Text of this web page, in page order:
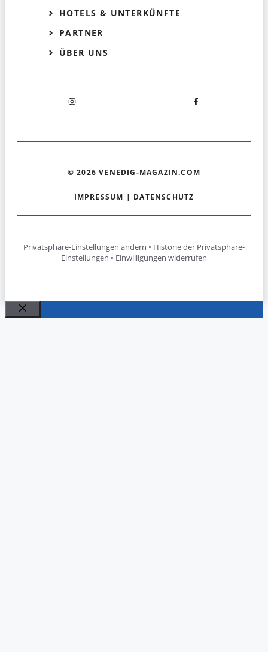
HOTELS & UNTERKÜNFTE
PARTNER
ÜBER UNS
© 2026 VENEDIG-MAGAZIN.COM
IMPRESSUM | DATENSCHUTZ
Privatsphäre-Einstellungen ändern • Historie der Privatsphäre-
Einstellungen • Einwilligungen widerrufen
Schließen